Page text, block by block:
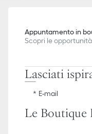
Appuntamento in
Scopri le
Lasciati
E-mail
Le Boutique